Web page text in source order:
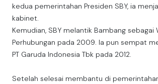
kedua pemerintahan Presiden SBY, ia
kabinet.
Kemudian, SBY melantik Bambang sebagai
Perhubungan pada 2009. Ia pun sempat
PT Garuda Indonesia Tbk pada 2012.
Setelah selesai membantu di